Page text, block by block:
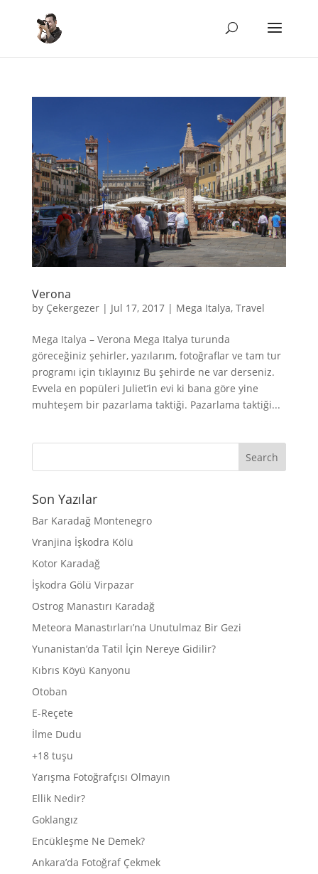
Verona
by Çekergezer| Jul 17, 2017| Mega Italya, Travel
Mega Italya – Verona Mega Italya turunda
göreceğiniz şehirler, yazılarım, fotoğraflar ve tam tur
programı için tıklayınız Bu şehirde ne var derseniz.
Evvela en popüleri Juliet’in evi ki bana göre yine
muhteşem bir pazarlama taktiği. Pazarlama taktiği...
Son Yazılar
Bar Karadağ Montenegro
Vranjina İşkodra Kölü
Kotor Karadağ
İşkodra Gölü Virpazar
Ostrog Manastırı Karadağ
Meteora Manastırları’na Unutulmaz Bir Gezi
Yunanistan’da Tatil İçin Nereye Gidilir?
Kıbrıs Köyü Kanyonu
Otoban
E-Reçete
İlme Dudu
+18 tuşu
Yarışma Fotoğrafçısı Olmayın
Ellik Nedir?
Goklangız
Encükleşme Ne Demek?
Ankara’da Fotoğraf Çekmek